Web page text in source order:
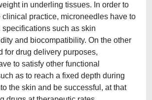
in underling tissues. In order to
clinical practice, microneedles have to
such as skin
and biocompatibility. On the other
for drug delivery purposes,
to satisfy other functional
as to reach a fixed depth during
the skin and be successful, at that